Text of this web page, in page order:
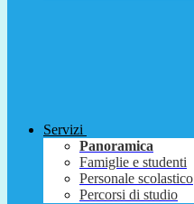
Servizi
Panoramica
Famiglie e studenti
Personale scolastico
Percorsi di studio